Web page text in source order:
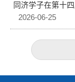
同济学子在第十
2026-06-25